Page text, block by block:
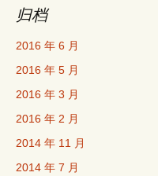
归档
2016 年 6 月
2016 年 5 月
2016 年 3 月
2016 年 2 月
2014 年 11 月
2014 年 7 月